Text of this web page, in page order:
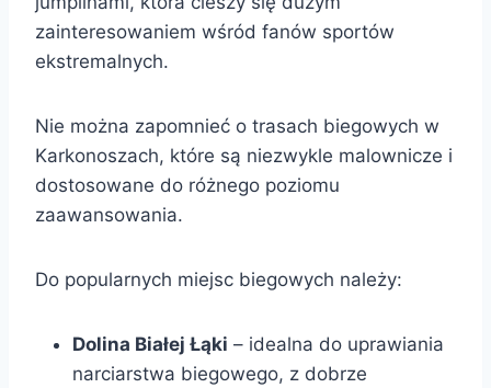
zainteresowaniem wśród fanów sportów
ekstremalnych.
Nie można zapomnieć o trasach biegowych w
Karkonoszach, które są niezwykle malownicze i
dostosowane do różnego poziomu
zaawansowania.
Do popularnych miejsc biegowych należy:
Dolina Białej Łąki – idealna do uprawiania
narciarstwa biegowego, z dobrze